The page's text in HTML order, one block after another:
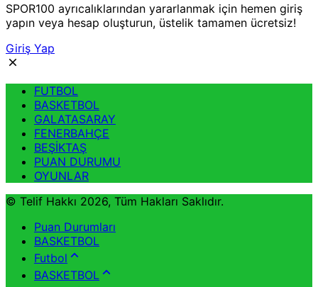
SPOR100 ayrıcalıklarından yararlanmak için hemen giriş
yapın veya hesap oluşturun, üstelik tamamen ücretsiz!
Giriş Yap
FUTBOL
BASKETBOL
GALATASARAY
FENERBAHÇE
BEŞİKTAŞ
PUAN DURUMU
OYUNLAR
© Telif Hakkı 2026, Tüm Hakları Saklıdır.
Puan Durumları
BASKETBOL
Futbol
BASKETBOL